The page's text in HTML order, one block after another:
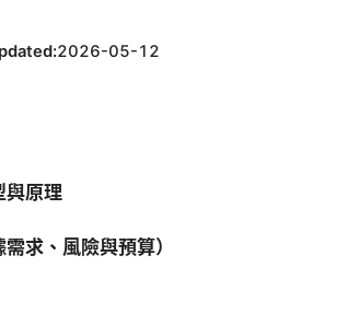
2026-05-12
與原理
求、風險與預算）